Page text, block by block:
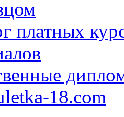
платных
18.com